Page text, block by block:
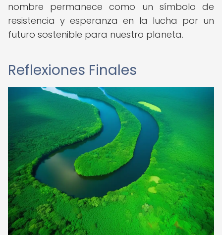
nombre permanece como un símbolo de
resistencia y esperanza en la lucha por un
futuro sostenible para nuestro planeta.
Reflexiones Finales